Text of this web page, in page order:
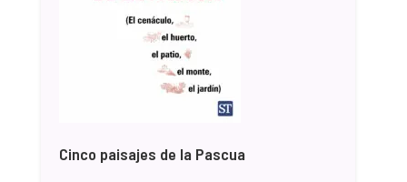
Cinco paisajes de la Pascua